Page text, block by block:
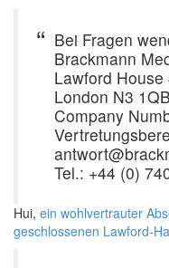
Bei Fragen
Brackmann
Lawford
London N3 1QB
Company
Tel.: +44 (0)
Hui, ein wohlvertrauter
geschlossenen Lawford-